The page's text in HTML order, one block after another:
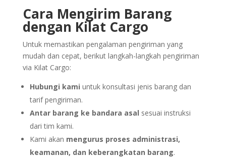
Cara Mengirim Barang
dengan Kilat Cargo
Untuk memastikan pengalaman pengiriman yang
mudah dan cepat, berikut langkah-langkah pengiriman
via Kilat Cargo:
Hubungi kami untuk konsultasi jenis barang dan
tarif pengiriman.
Antar barang ke bandara asal sesuai instruksi
dari tim kami.
Kami akan mengurus proses administrasi,
keamanan, dan keberangkatan barang.